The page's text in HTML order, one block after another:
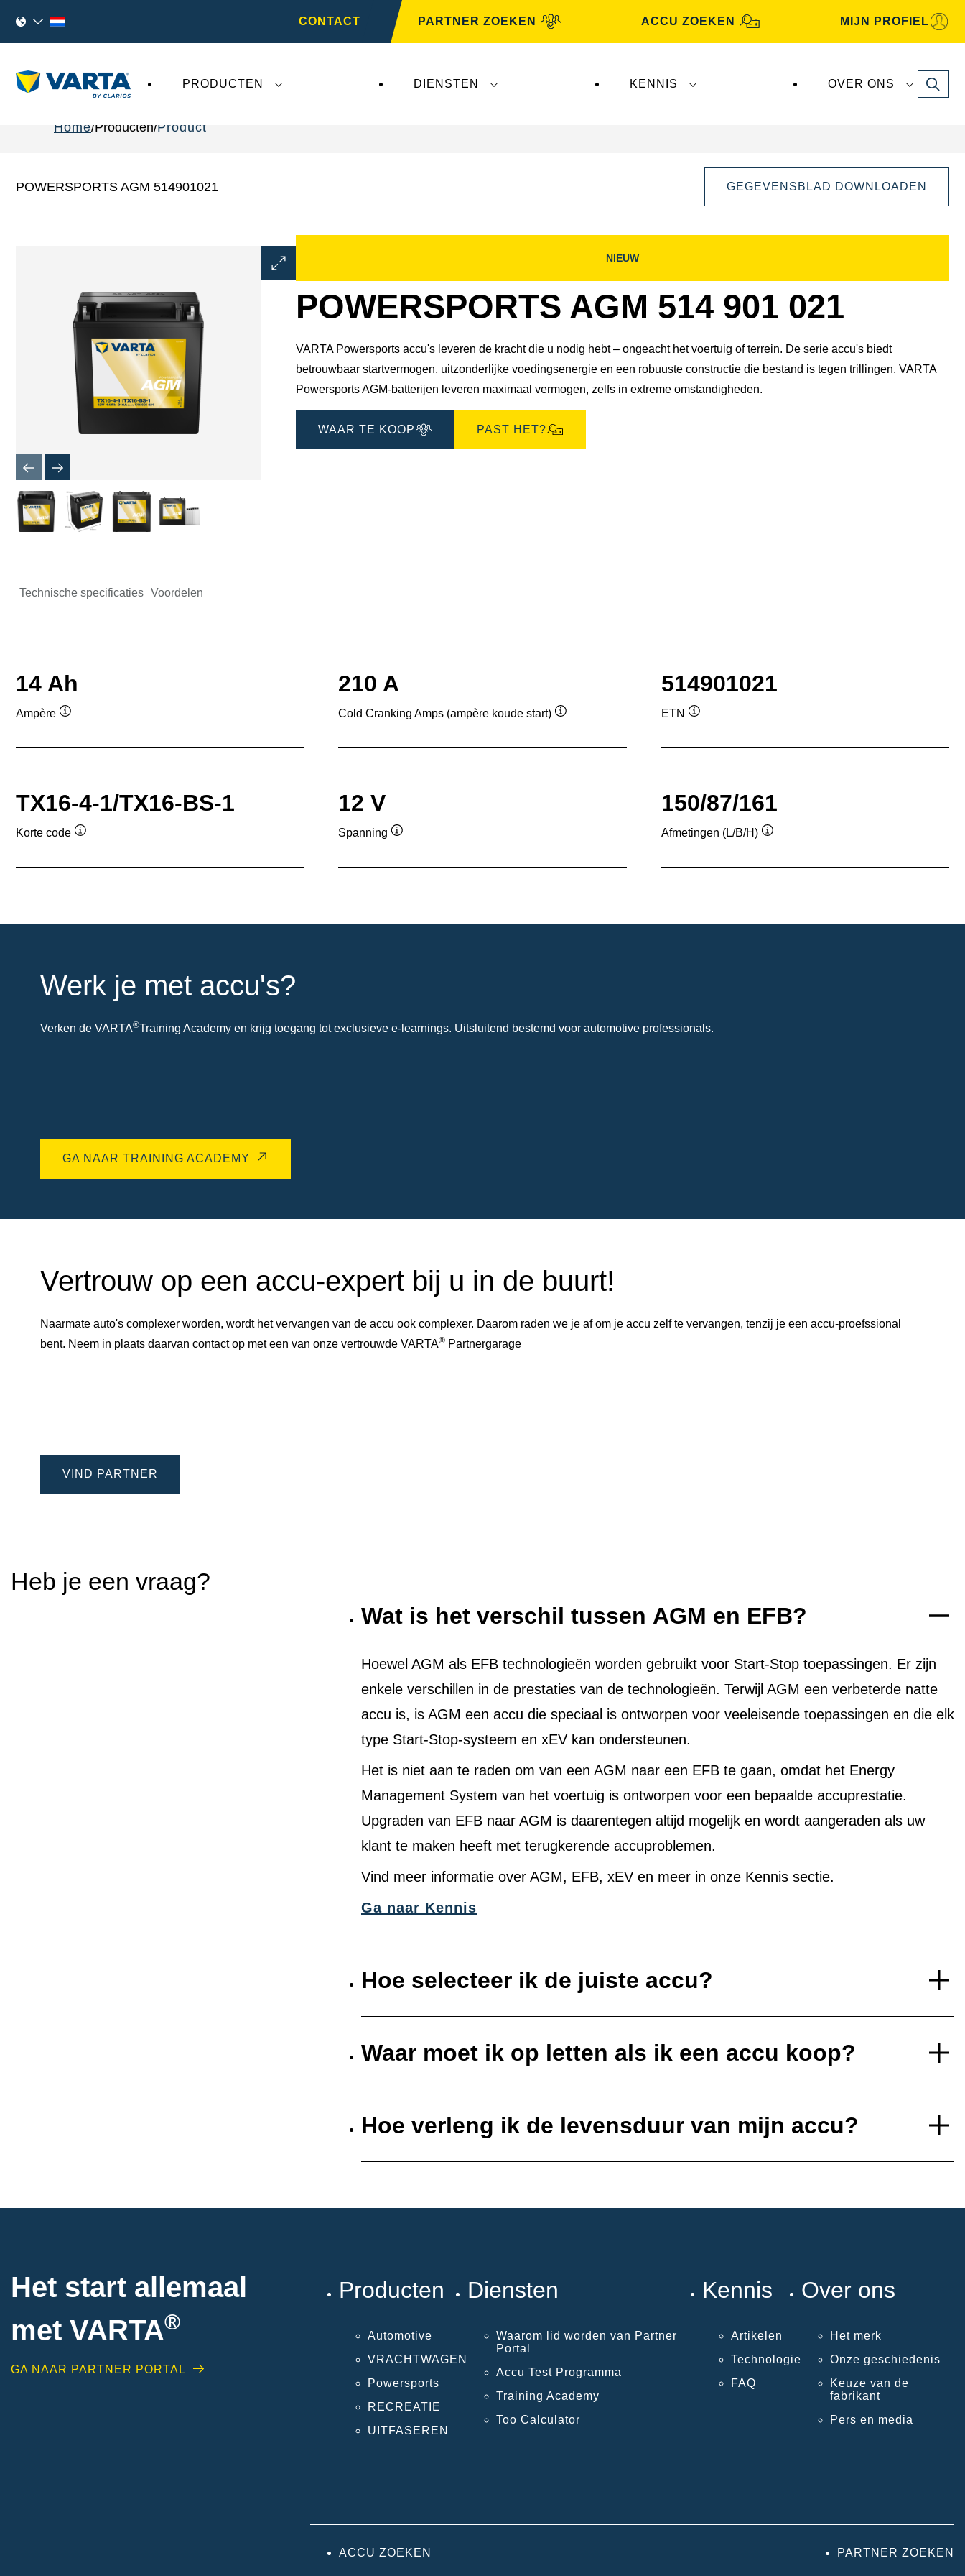
CONTACT PARTNER ZOEKEN ACCU ZOEKEN MIJN PROFIEL
PRODUCTEN DIENSTEN KENNIS OVER ONS Search
Home Producten Product
POWERSPORTS AGM 514901021 GEGEVENSBLAD DOWNLOADEN
Dialoogvenster
Afbeelding
Dialoogvenster
NIEUW
POWERSPORTS AGM 514 901 021
VARTA Powersports accu's leveren de kracht die u nodig hebt – ongeacht het voertuig of terrein. De serie accu's biedt
betrouwbaar startvermogen, uitzonderlijke voedingsenergie en een robuuste constructie die bestand is tegen trillingen. VARTA
Powersports AGM-batterijen leveren maximaal vermogen, zelfs in extreme omstandigheden.
WAAR TE KOOP PAST HET?
Technische specificaties Voordelen
14 Ah
Ampère
de
210 A
Cold Cranking Amps (ampère koude start)
de
514901021
ETN
de
TX16-4-1/TX16-BS-1
Korte code
de
12 V
Spanning
de
150/87/161
Afmetingen (L/B/H)
de
Werk je met accu's?
Verken de VARTA®Training Academy en krijg toegang tot exclusieve e-learnings. Uitsluitend bestemd voor automotive professionals.
GA NAAR TRAINING ACADEMY
Vertrouw op een accu-expert bij u in de buurt!
Naarmate auto's complexer worden, wordt het vervangen van de accu ook complexer. Daarom raden we je af om je accu zelf te vervangen, tenzij je een accu-proefssional
bent. Neem in plaats daarvan contact op met een van onze vertrouwde VARTA® Partnergarage
VIND PARTNER
Heb je een vraag?
Wat is het verschil tussen AGM en EFB?
Hoewel AGM als EFB technologieën worden gebruikt voor Start-Stop toepassingen. Er zijn
enkele verschillen in de prestaties van de technologieën. Terwijl AGM een verbeterde natte
accu is, is AGM een accu die speciaal is ontworpen voor veeleisende toepassingen en die elk
type Start-Stop-systeem en xEV kan ondersteunen.
Het is niet aan te raden om van een AGM naar een EFB te gaan, omdat het Energy
Management System van het voertuig is ontworpen voor een bepaalde accuprestatie.
Upgraden van EFB naar AGM is daarentegen altijd mogelijk en wordt aangeraden als uw
klant te maken heeft met terugkerende accuproblemen.
Vind meer informatie over AGM, EFB, xEV en meer in onze Kennis sectie.
Ga naar Kennis
Hoe selecteer ik de juiste accu?
Waar moet ik op letten als ik een accu koop?
Hoe verleng ik de levensduur van mijn accu?
Het start allemaal
met VARTA®
GA NAAR PARTNER PORTAL
Producten
Automotive
VRACHTWAGEN
Powersports
RECREATIE
UITFASEREN
Diensten
Waarom lid worden van Partner
Portal
Accu Test Programma
Training Academy
Too Calculator
Kennis
Artikelen
Technologie
FAQ
Over ons
Het merk
Onze geschiedenis
Keuze van de
fabrikant
Pers en media
ACCU ZOEKEN PARTNER ZOEKEN